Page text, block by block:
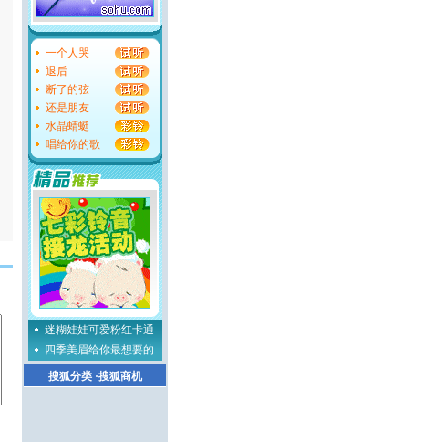
一个人哭
退后
断了的弦
还是朋友
水晶蜻蜓
唱给你的歌
迷糊娃娃可爱粉红卡通
四季美眉给你最想要的
搜狐分类·搜狐商机